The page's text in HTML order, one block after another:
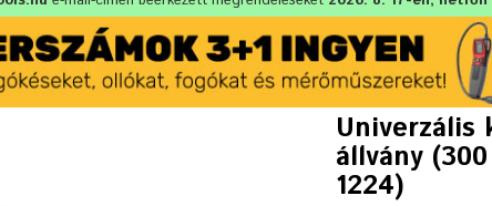
Univerzális
állvány
1224)